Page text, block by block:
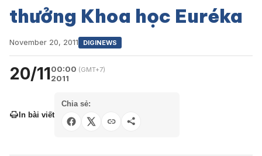
thưởng Khoa học Euréka
November 20, 2011 DIGINEWS
20/1100:00 (GMT+7)
2011
In bài viết
Chia sẻ: